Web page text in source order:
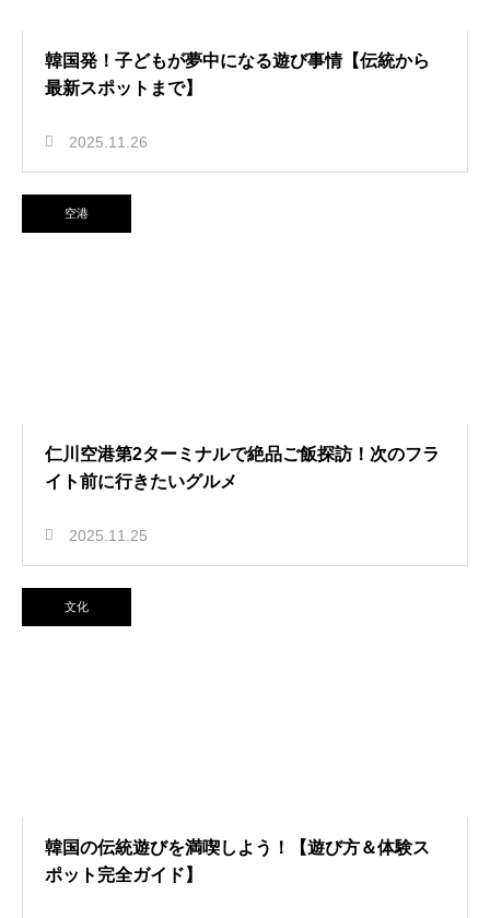
韓国発！子どもが夢中になる遊び事情【伝統から
最新スポットまで】
2025.11.26
空港
仁川空港第2ターミナルで絶品ご飯探訪！次のフラ
イト前に行きたいグルメ
2025.11.25
文化
韓国の伝統遊びを満喫しよう！【遊び方＆体験ス
ポット完全ガイド】